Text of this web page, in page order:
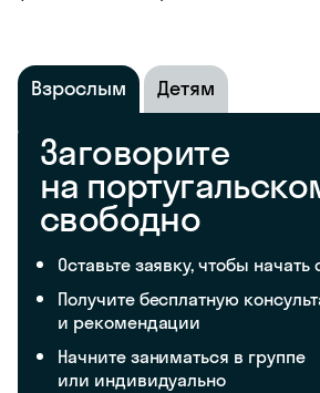
Взрослым Детям
Заговорите
на
свободно
Оставьте заявку, чтобы начать
Получите бесплатную
и рекомендации
Начните заниматься в группе
или индивидуально